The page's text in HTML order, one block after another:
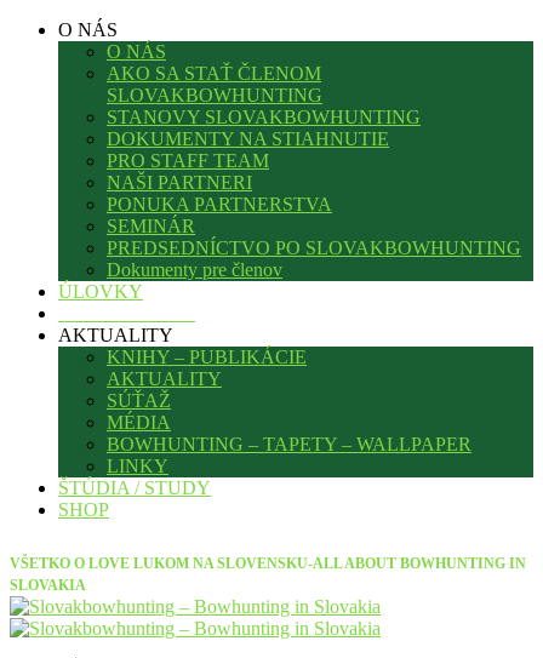
O NÁS
O NÁS
AKO SA STAŤ ČLENOM
SLOVAKBOWHUNTING
STANOVY SLOVAKBOWHUNTING
DOKUMENTY NA STIAHNUTIE
PRO STAFF TEAM
NAŠI PARTNERI
PONUKA PARTNERSTVA
SEMINÁR
PREDSEDNÍCTVO PO SLOVAKBOWHUNTING
Dokumenty pre členov
ÚLOVKY
AKTUALITY
KNIHY – PUBLIKÁCIE
AKTUALITY
SÚŤAŽ
MÉDIA
BOWHUNTING – TAPETY – WALLPAPER
LINKY
ŠTÚDIA / STUDY
SHOP
VŠETKO O LOVE LUKOM NA SLOVENSKU-ALL ABOUT BOWHUNTING IN
SLOVAKIA